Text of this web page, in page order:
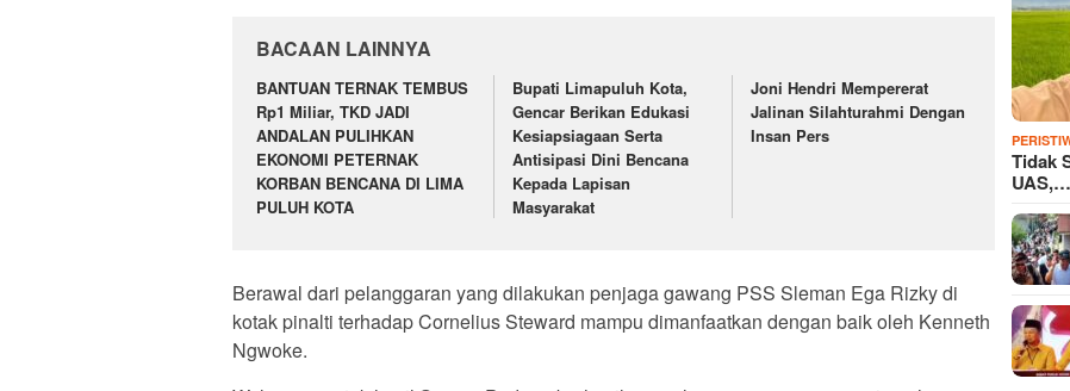
BACAAN LAINNYA
BANTUAN TERNAK TEMBUS
Rp1 Miliar, TKD JADI
ANDALAN PULIHKAN
EKONOMI PETERNAK
KORBAN BENCANA DI LIMA
PULUH KOTA
Bupati Limapuluh Kota,
Gencar Berikan Edukasi
Kesiapsiagaan Serta
Antisipasi Dini Bencana
Kepada Lapisan
Masyarakat
Joni Hendri Mempererat
Jalinan Silahturahmi Dengan
Insan Pers
Berawal dari pelanggaran yang dilakukan penjaga gawang PSS Sleman Ega Rizky di
kotak pinalti terhadap Cornelius Steward mampu dimanfaatkan dengan baik oleh Kenneth
Ngwoke.
Tidak
UAS,…